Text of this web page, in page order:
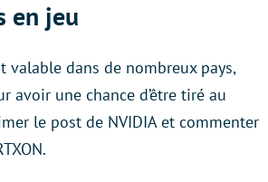
en jeu
valable dans de nombreux pays,
avoir une chance d’être tiré au
le post de NVIDIA et commenter